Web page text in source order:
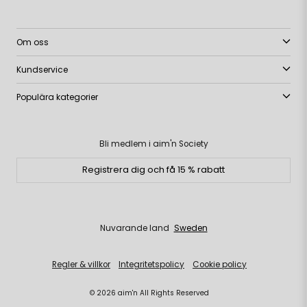
Om oss
Kundservice
Populära kategorier
Bli medlem i aim'n Society
Registrera dig och få 15 % rabatt
© 2026 aim'n All Rights Reserved
Regler & villkor Integritetspolicy Cookie policy
Nuvarande land Sweden